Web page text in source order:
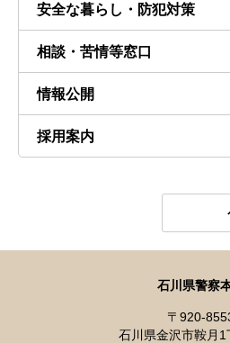
安全な暮らし・防犯対策
相談・苦情等窓口
情報公開
採用案内
石川県警察
〒920-
石川県金沢市鞍月1